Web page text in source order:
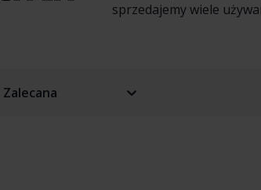
sprzedajemy wiele
Zalecana